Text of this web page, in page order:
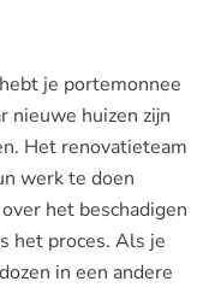
je portemonnee
nieuwe huizen zijn
Het renovatieteam
werk te doen
het beschadigen
het proces. Als je
in een andere